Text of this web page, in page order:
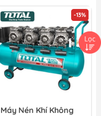
-13%
Máy Nén Khí Không